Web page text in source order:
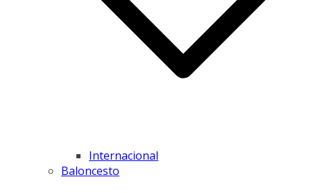
Internacional
Baloncesto